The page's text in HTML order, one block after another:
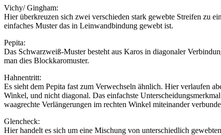
Vichy/ Gingham:
Hier überkreuzen sich zwei verschieden stark gewebte Streifen zu
einfaches Muster das in Leinwandbindung gewebt ist.
Pepita:
Das Schwarzweiß-Muster besteht aus Karos in diagonaler
man dies Blockkaromuster.
Hahnentritt:
Es sieht dem Pepita fast zum Verwechseln ähnlich. Hier verlaufen
Winkel, und nicht diagonal. Das einfachste
waagrechte Verlängerungen im rechten Winkel miteinander
Glencheck:
Hier handelt es sich um eine Mischung von unterschiedlich